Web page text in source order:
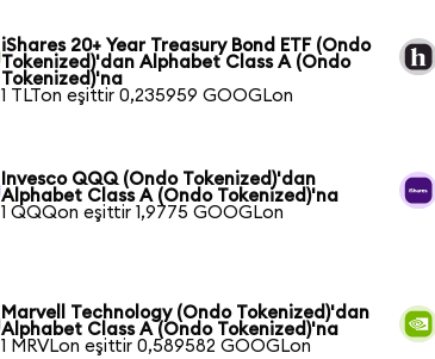
iShares 20+ Year Treasury Bond ETF (Ondo
Tokenized)'dan Alphabet Class A (Ondo
Tokenized)'na
1 TLTon eşittir 0,235959 GOOGLon
Invesco QQQ (Ondo Tokenized)'dan
Alphabet Class A (Ondo Tokenized)'na
1 QQQon eşittir 1,9775 GOOGLon
Marvell Technology (Ondo Tokenized)'dan
Alphabet Class A (Ondo Tokenized)'na
1 MRVLon eşittir 0,589582 GOOGLon